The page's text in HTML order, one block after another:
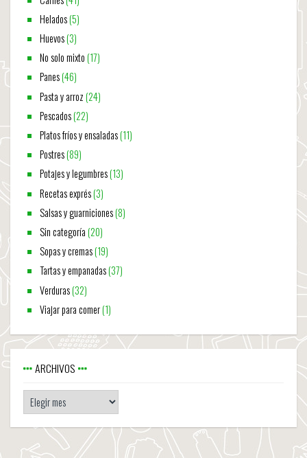
Helados(5)
Huevos(3)
No solo mixto(17)
Panes(46)
Pasta y arroz(24)
Pescados(22)
Platos fríos y ensaladas(11)
Postres(89)
Potajes y legumbres(13)
Recetas exprés(3)
Salsas y guarniciones(8)
Sin categoría(20)
Sopas y cremas(19)
Tartas y empanadas(37)
Verduras(32)
Viajar para comer(1)
ARCHIVOS